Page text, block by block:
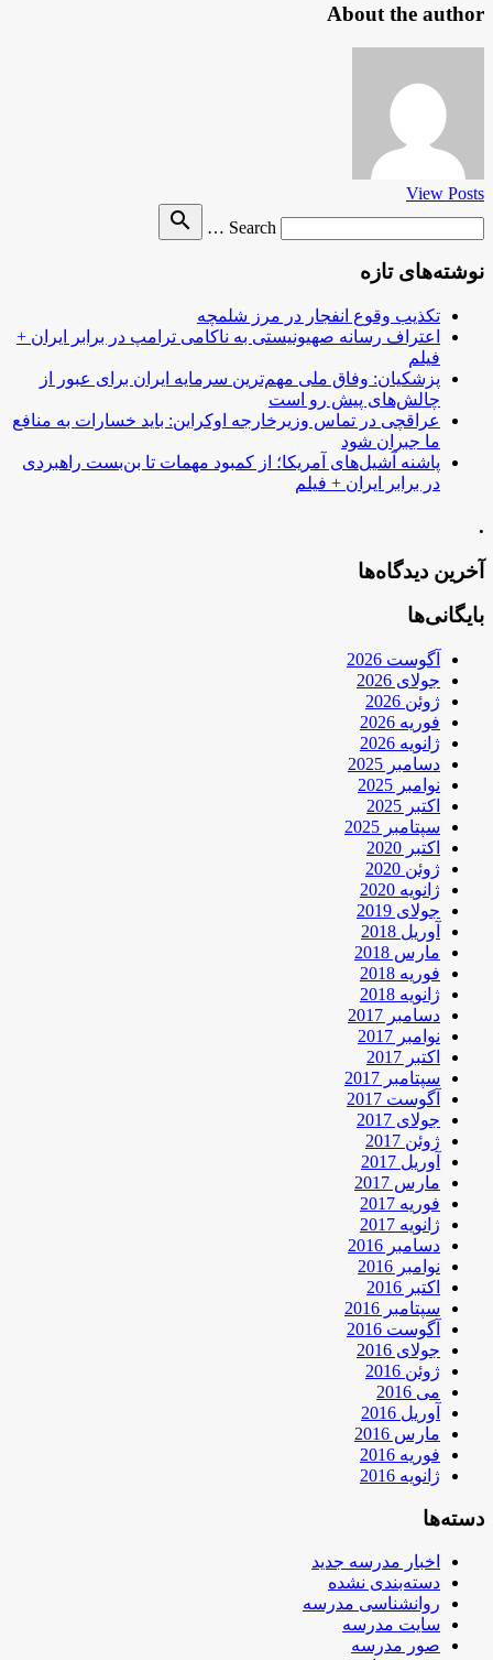
About the author
View Posts
Search …
search
نوشته‌های تازه
تکذیب وقوع انفجار در مرز شلمچه
اعتراف رسانه صهیونیستی به ناکامی ترامپ در برابر ایران +
فیلم
پزشکیان: وفاق ملی مهم‌ترین سرمایه ایران برای عبور از
چالش‌های پیش رو است
عراقچی در تماس وزیرخارجه اوکراین: باید خسارات به منافع
ما جبران شود
پاشنه آشیل‌های آمریکا؛ از کمبود مهمات تا بن‌بست راهبردی
در برابر ایران + فیلم
.
آخرین دیدگاه‌ها
بایگانی‌ها
آگوست 2026
جولای 2026
ژوئن 2026
فوریه 2026
ژانویه 2026
دسامبر 2025
نوامبر 2025
اکتبر 2025
سپتامبر 2025
اکتبر 2020
ژوئن 2020
ژانویه 2020
جولای 2019
آوریل 2018
مارس 2018
فوریه 2018
ژانویه 2018
دسامبر 2017
نوامبر 2017
اکتبر 2017
سپتامبر 2017
آگوست 2017
جولای 2017
ژوئن 2017
آوریل 2017
مارس 2017
فوریه 2017
ژانویه 2017
دسامبر 2016
نوامبر 2016
اکتبر 2016
سپتامبر 2016
آگوست 2016
جولای 2016
ژوئن 2016
می 2016
آوریل 2016
مارس 2016
فوریه 2016
ژانویه 2016
دسته‌ها
اخبار مدرسه جدید
دسته‌بندی نشده
روانشناسی مدرسه
سایت مدرسه
صور مدرسه